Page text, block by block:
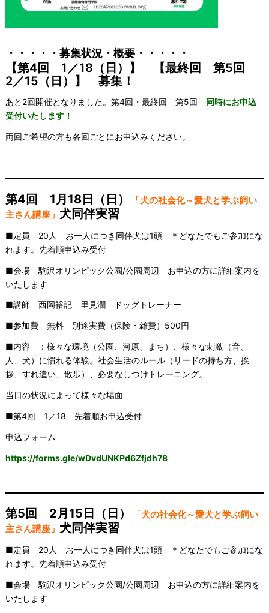
・・・・・募集状況・概要・・・・・
【第4回 1／18（日）】 【最終回 第5回
2／15（日）】 募集！
あと2回開催となりました。第4回・最終回 第5回 同時にお申込
受付いたします！
両回ご希望の方も各回ごとにお申込みください。
第4回 1月18日（日）
「犬の社会化～愛犬と学ぶ飼い
主さん講座」 犬同伴実習
■定員 20人 お一人につき同伴犬は1頭 ＊どなたでもご参加にな
れます。先着順申込み受付
■会場 駒沢オリンピック公園/公園周辺 お申込の方に詳細案内を
いたします
■講師 西岡裕記 里見潤 ドッグトレーナー
■参加費 無料 別途実費（保険・雑費）500円
■内容 ：様々な環境（公園、河原、まち）、様々な刺激（音、
人、犬）に慣れる体験。社会生活のルール（リードの持ち方、挨
拶、すれ違い、散歩）、必要なしつけトレーニング。
当日の状況によって様々な場面
■第4回 1／18 先着順お申込受付
申込フォーム
https://forms.gle/wDvdUNKPd6Zfjdh78
第5回 2月15日（日）
「犬の社会化～愛犬と学ぶ飼い
主さん講座」 犬同伴実習
■定員 20人 お一人につき同伴犬は1頭 ＊どなたでもご参加にな
れます。先着順申込み受付
■会場 駒沢オリンピック公園/公園周辺 お申込の方に詳細案内を
いたします